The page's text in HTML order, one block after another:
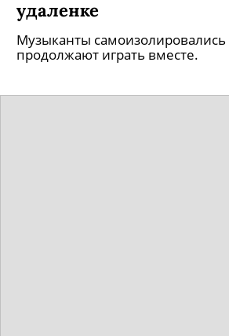
удаленке
Музыканты
продолжают играть вместе.